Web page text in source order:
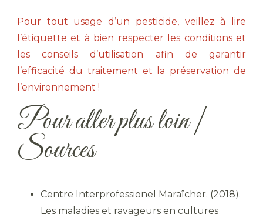
Pour tout usage d’un pesticide, veillez à lire
l’étiquette et à bien respecter les conditions et
les conseils d’utilisation afin de garantir
l’efficacité du traitement et la préservation de
l’environnement !
Pour aller plus loin |
Sources
Centre Interprofessionel Maraîcher. (2018).
Les maladies et ravageurs en cultures